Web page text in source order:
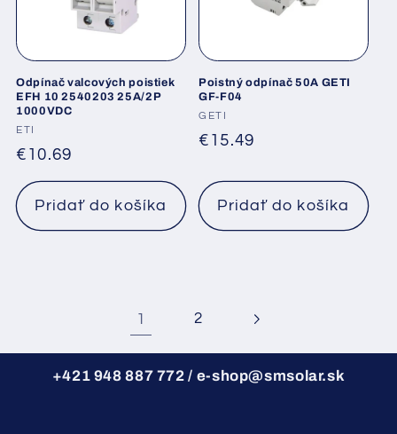
Odpínač valcových poistiek
EFH 10 2540203 25A/2P
1000VDC
Dodávateľ:
ETI
Normálna
cena
€10.69
Pridať do košíka
Poistný odpínač 50A GETI
GF-F04
Dodávateľ:
GETI
Normálna
€15.49
Pridať do košíka
1 2
+421 948 887 772 / e-shop@smsolar.sk